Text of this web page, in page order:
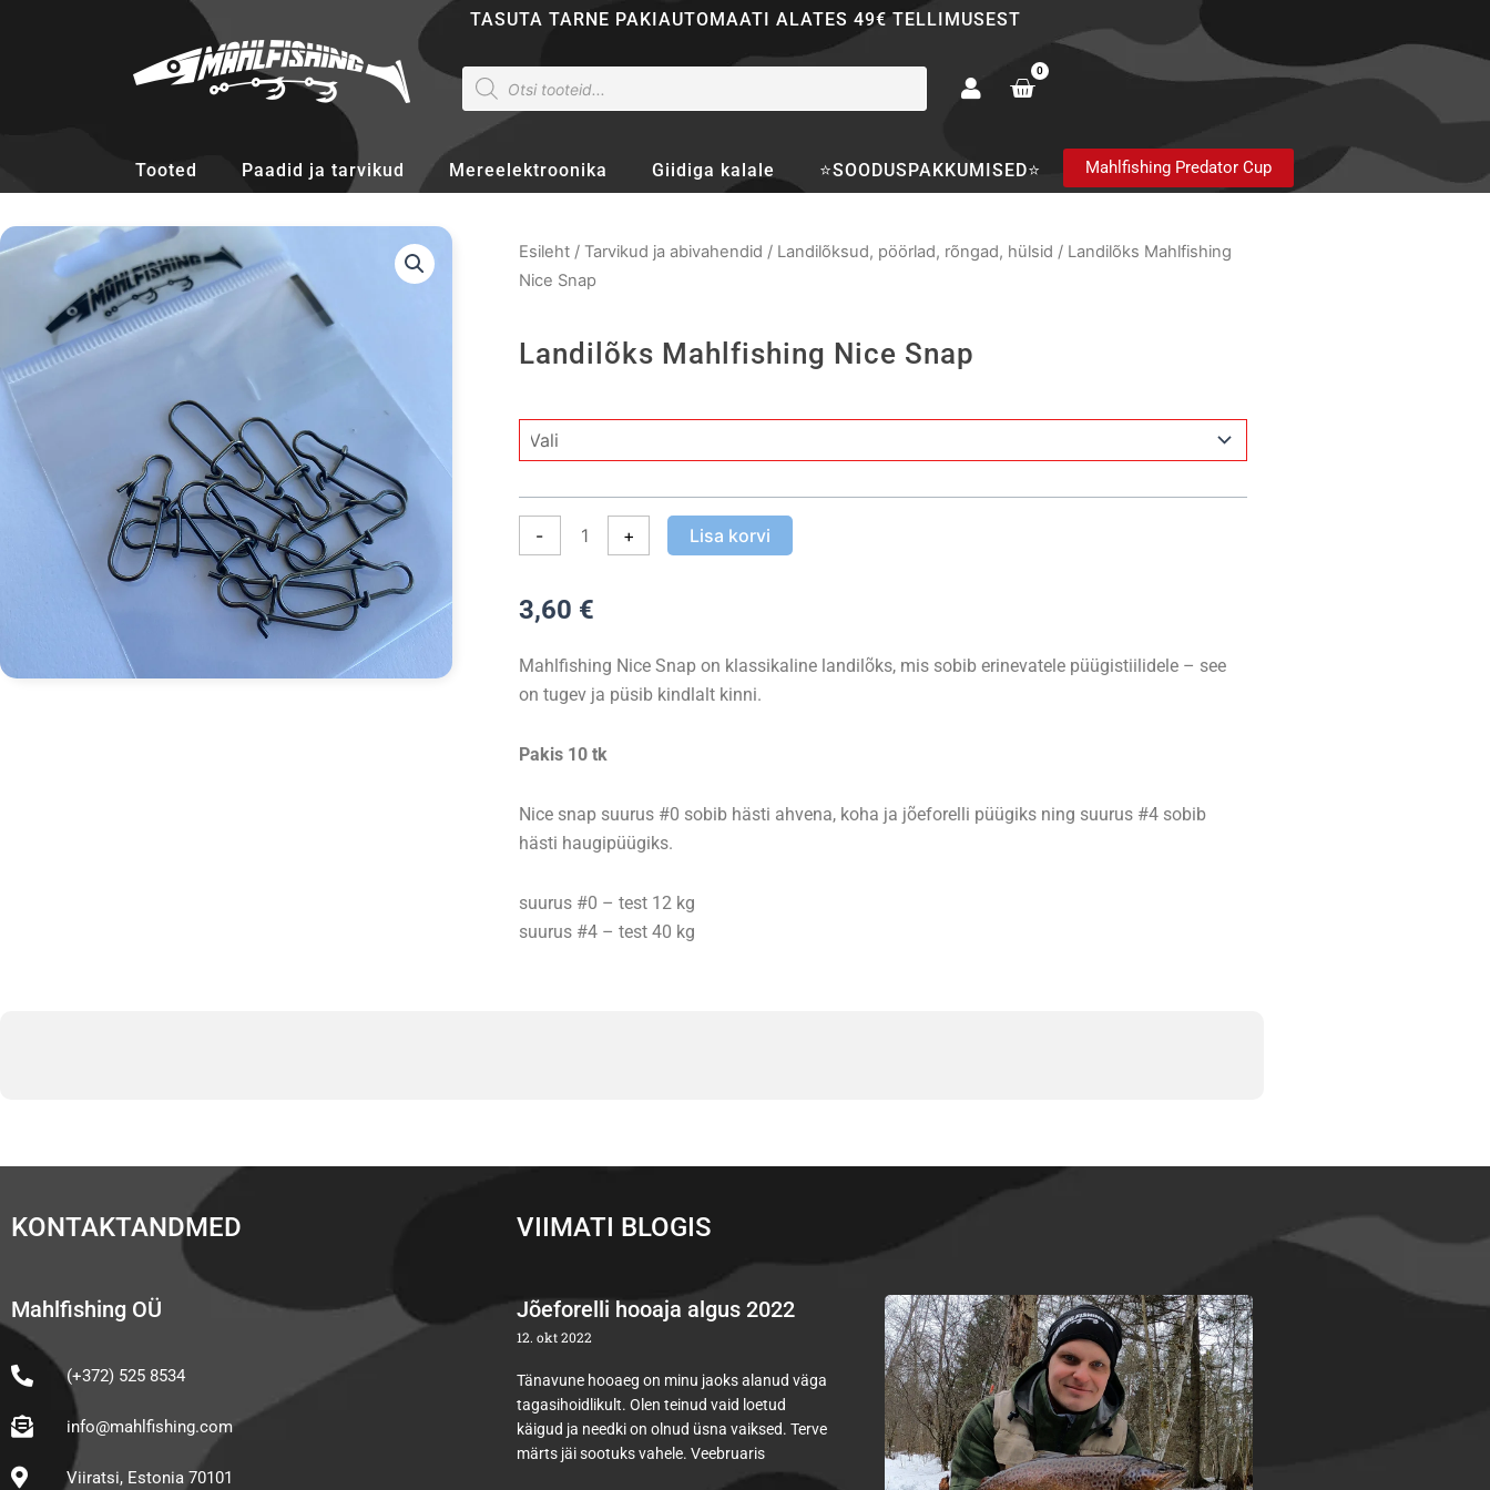
TASUTA TARNE PAKIAUTOMAATI ALATES 49€ TELLIMUSEST
Products
search
0
Cart
Tooted Paadid ja tarvikud Mereelektroonika Giidiga kalale ⭐SOODUSPAKKUMISED⭐ Mahlfishing Predator Cup
Esileht/ Tarvikud ja abivahendid / Landilõksud, pöörlad, rõngad, hülsid / Landilõks Mahlfishing
Nice Snap
Landilõks Mahlfishing Nice Snap
-
Landilõks
Mahlfishing
kogus
+ Lisa korvi
3,60 €
Mahlfishing Nice Snap on klassikaline landilõks, mis sobib erinevatele püügistiilidele – see
on tugev ja püsib kindlalt kinni.
Pakis 10 tk
Nice snap suurus #0 sobib hästi ahvena, koha ja jõeforelli püügiks ning suurus #4 sobib
hästi haugipüügiks.
suurus #0 – test 12 kg
suurus #4 – test 40 kg
KONTAKTANDMED
Mahlfishing OÜ
(+372) 525 8534
info@mahlfishing.com
Viiratsi, Estonia 70101
VIIMATI BLOGIS
Jõeforelli hooaja algus 2022
12. okt 2022
Tänavune hooaeg on minu jaoks alanud väga
tagasihoidlikult. Olen teinud vaid loetud
käigud ja needki on olnud üsna vaiksed. Terve
märts jäi sootuks vahele. Veebruaris